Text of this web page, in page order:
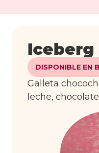
Iceberg
DISPONIBLE EN
Galleta
leche,